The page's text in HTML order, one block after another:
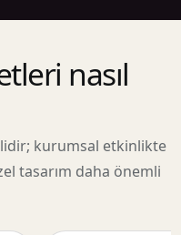
nasıl
kurumsal etkinlikte
tasarım daha önemli